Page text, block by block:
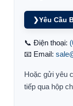
❯Yêu Cầu
📞 Điện thoại:
📧 Email:
Hoặc gửi yêu
tiếp qua hộp